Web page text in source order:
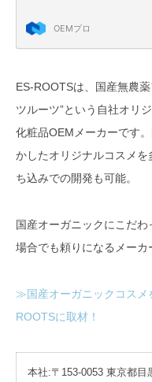
ES-ROOTSは、国産無農
ツルーツ”という自社オリ
化粧品OEMメーカーです
かしたオリジナルコスメ
ち込みでの開発も可能。
国産オーガニックにこだ
場合でも頼りになるメーカ
≫国産オーガニックコスメ
ROOTSに取材！
本社:〒153-0053 東京都目